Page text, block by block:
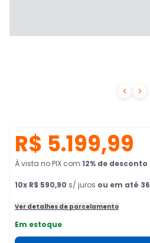
 
R$ 5.199,99
À vista no PIX com 12% de desconto
10x R$ 590,90 s/ juros ou em até
Ver detalhes de parcelamento
Em estoque